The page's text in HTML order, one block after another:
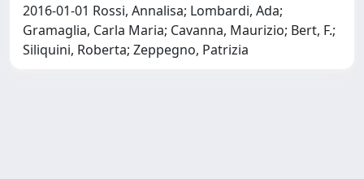
2016-01-01 Rossi, Annalisa; Lombardi, Ada;
Gramaglia, Carla Maria; Cavanna, Maurizio; Bert, F.;
Siliquini, Roberta; Zeppegno, Patrizia